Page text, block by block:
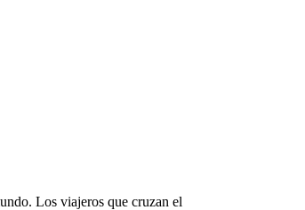
Los viajeros que cruzan el